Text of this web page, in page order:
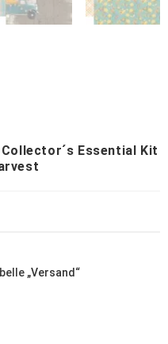
Essential Kit
„Versand “